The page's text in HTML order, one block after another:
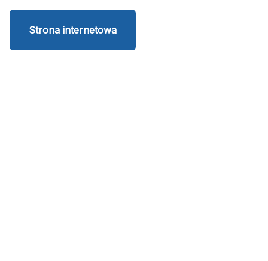
Strona internetowa